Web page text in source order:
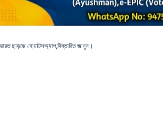
ছাড়ছে হোয়াটসঅ্যাপ,বিস্তারিত জানুন।